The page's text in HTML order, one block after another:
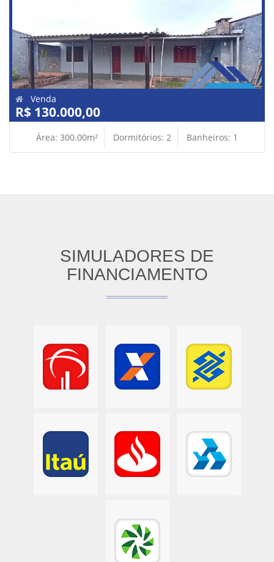
Venda
R$ 130.000,00
Área: 300.00m² Dormitórios: 2 Banheiros: 1
SIMULADORES DE
FINANCIAMENTO